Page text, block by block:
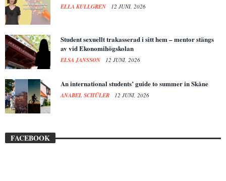
ELLA KULLGREN 12 JUNI, 2026
Student sexuellt trakasserad i sitt hem – mentor stängs
av vid Ekonomihögskolan
ELSA JANSSON 12 JUNI, 2026
An international students’ guide to summer in Skåne
ANABEL SCHÜLER 12 JUNI, 2026
FACEBOOK